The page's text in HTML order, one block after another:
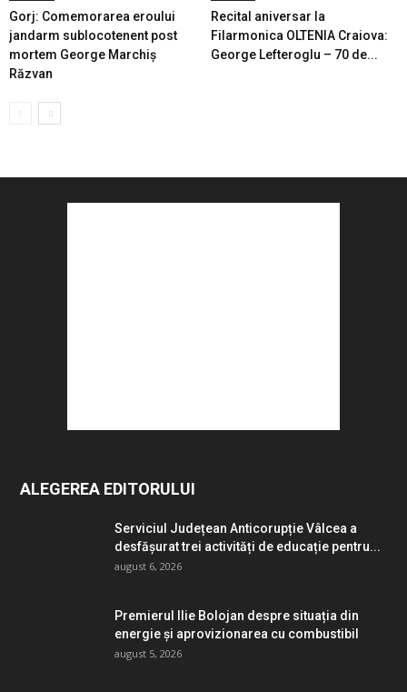
Gorj: Comemorarea eroului
jandarm sublocotenent post
mortem George Marchiş
Răzvan
Recital aniversar la
Filarmonica OLTENIA Craiova:
George Lefteroglu – 70 de...
ALEGEREA EDITORULUI
Serviciul Județean Anticorupție Vâlcea a
desfășurat trei activități de educație pentru...
august 6, 2026
Premierul Ilie Bolojan despre situația din
energie și aprovizionarea cu combustibil
august 5, 2026